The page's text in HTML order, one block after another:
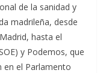
de la sanidad y
madrileña, desde
hasta el
y Podemos, que
en el Parlamento